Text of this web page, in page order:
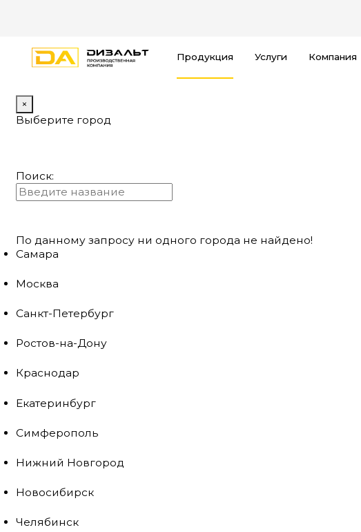
Продукция Услуги Компания
×
Выберите город
Поиск:
По данному запросу ни одного города не найдено!
Самара
Москва
Санкт-Петербург
Ростов-на-Дону
Краснодар
Екатеринбург
Симферополь
Нижний Новгород
Новосибирск
Челябинск